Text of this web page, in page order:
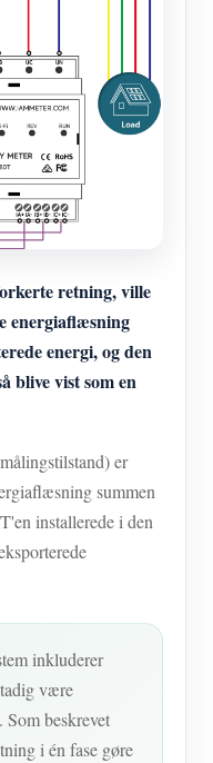
retning, ville
energiaflæsning
energi, og den
blive vist som en
er
summen
installerede i den
inkluderer
være
beskrevet
i én fase gøre